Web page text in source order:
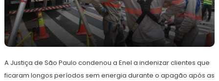
22
março
de
Redação
A Justiça de São Paulo condenou a Enel a indenizar clientes que
ficaram longos períodos sem energia durante o apagão após as